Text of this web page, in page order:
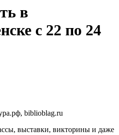
в
с 22 по 24
biblioblag.ru
выставки, викторины и даже